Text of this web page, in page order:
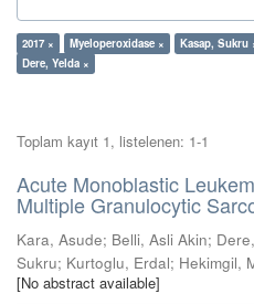
2017 × Myeloperoxidase × Kasap, Sukru
Dere, Yelda ×
Toplam kayıt 1, listelenen: 1-1
Acute Monoblastic
Multiple Granulocytic
Kara, Asude; Belli, Asli Akin;
Sukru; Kurtoglu, Erdal; Hekimgil,
[No abstract available]